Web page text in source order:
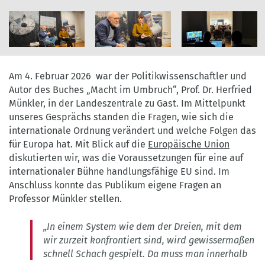
Münkler,
emeritierter
Professor
an
der
Humboldt-
Universität
zu
Berlin.
Moderiert
wurde
die
Veranstaltung
Schmidt-
©
©
©
Am 4. Februar 2026 war der Politikwissenschaftler und
Autor des Buches „Macht im Umbruch“, Prof. Dr. Herfried
Münkler, in der Landeszentrale zu Gast. Im Mittelpunkt
unseres Gesprächs standen die Fragen, wie sich die
internationale Ordnung verändert und welche Folgen das
für Europa hat. Mit Blick auf die Europäische Union
diskutierten wir, was die Voraussetzungen für eine auf
internationaler Bühne handlungsfähige EU sind. Im
Anschluss konnte das Publikum eigene Fragen an
Professor Münkler stellen.
„In einem System wie dem der Dreien, mit dem
wir zurzeit konfrontiert sind, wird gewissermaßen
schnell Schach gespielt. Da muss man innerhalb